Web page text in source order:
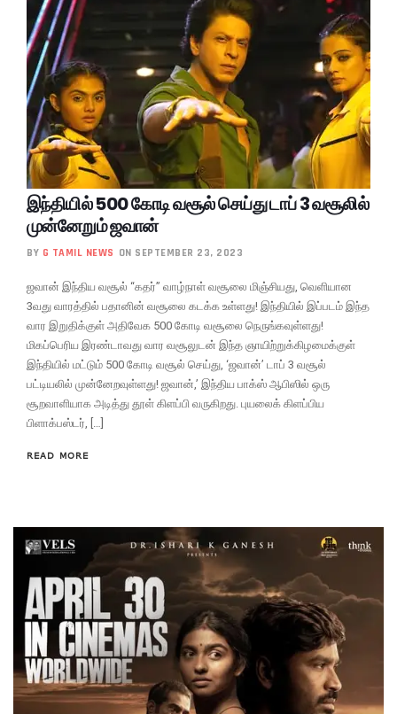
இந்தியில் 500 கோடி வசூல் செய்து டாப் 3 வசூலில்
முன்னேறும் ஜவான்
BY G TAMIL NEWS ON SEPTEMBER 23, 2023
ஜவான் இந்திய வசூல் “கதர்” வாழ்நாள் வசூலை மிஞ்சியது, வெளியான
3வது வாரத்தில் பதானின் வசூலை கடக்க உள்ளது! இந்தியில் இப்படம் இந்த
வார இறுதிக்குள் அதிவேக 500 கோடி வசூலை நெருங்கவுள்ளது!
மிகப்பெரிய இரண்டாவது வார வசூலுடன் இந்த ஞாயிற்றுக்கிழமைக்குள்
இந்தியில் மட்டும் 500 கோடி வசூல் செய்து, ‘ஜவான்’ டாப் 3 வசூல்
பட்டியலில் முன்னேறவுள்ளது! ஜவான்,’ இந்திய பாக்ஸ் ஆபிஸில் ஒரு
சூறவாளியாக அடித்து தூள் கிளப்பி வருகிறது. புயலைக் கிளப்பிய
பிளாக்பஸ்டர், […]
READ MORE